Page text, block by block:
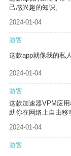
己感兴趣的知识。
2024-01-04
游客
这款app就像我的私
2024-01-04
游客
这款加速器VPM应
助你在网络上自由移
2024-01-04
游客